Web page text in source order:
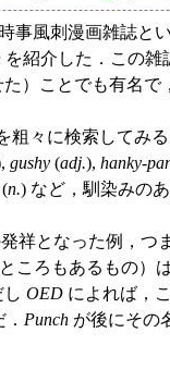
事風刺漫画雑誌と
を紹介した．この
）ことでも有名
粗々に検索してみ
gushy (adj.), hanky-
(n.) など，馴染みの
祥となった例，つ
ころもあるもの）
OED によれば，
Punch が後にその